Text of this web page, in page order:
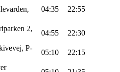
04:35 22:55
2,
04:55 22:30
P-
05:10 22:15